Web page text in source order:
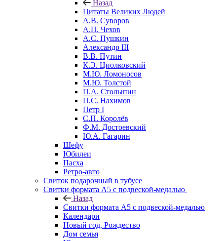
Назад
Цитаты Великих Людей
А.В. Суворов
А.П. Чехов
А.С. Пушкин
Александр III
В.В. Путин
К.Э. Циолковский
М.Ю. Ломоносов
М.Ю. Толстой
П.А. Столыпин
П.С. Нахимов
Петр I
С.П. Королёв
Ф.М. Достоевский
Ю.А. Гагарин
Шефу
Юбилеи
Пасха
Ретро-авто
Свиток подарочный в тубусе
Свитки формата А5 с подвеской-медалью
Назад
Свитки формата А5 с подвеской-медалью
Календари
Новый год, Рождество
Дом семья